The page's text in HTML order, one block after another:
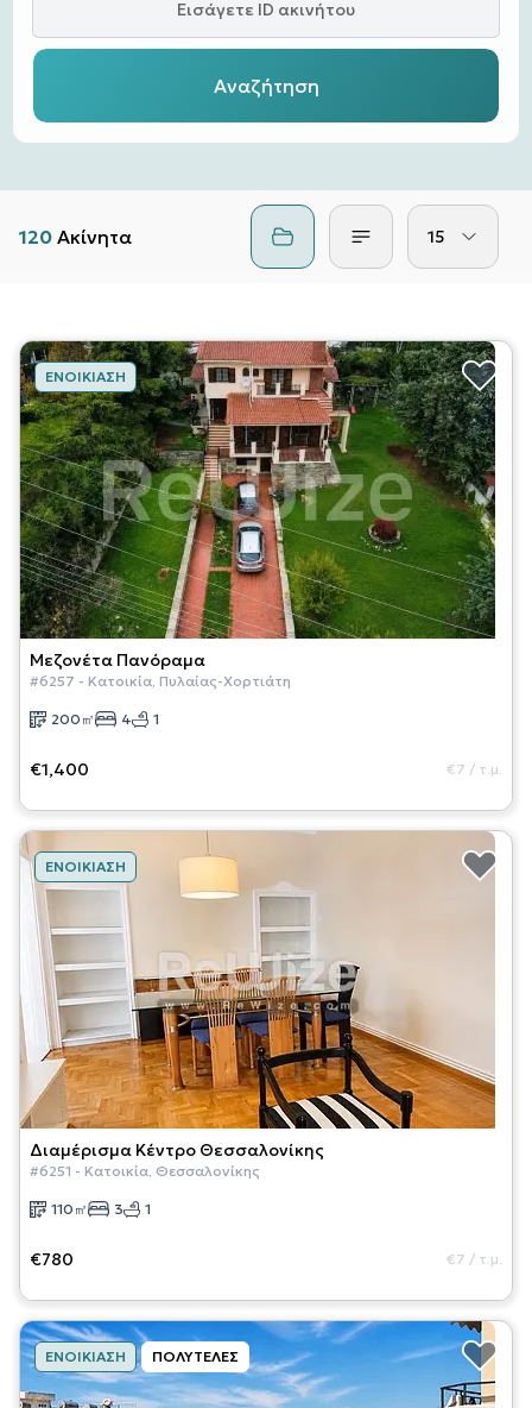
Εισάγετε ID ακινήτου
Αναζήτηση
120 Ακίνητα 15
ΕΝΟΙΚΊΑΣΗ
Μεζονέτα Πανόραμα
#6257 - Κατοικία, Πυλαίας-Χορτιάτη
200 ㎡ 4 1
€1,400 €7 / τ.μ.
ΕΝΟΙΚΊΑΣΗ
Διαμέρισμα Κέντρο Θεσσαλονίκης
#6251 - Κατοικία, Θεσσαλονίκης
110 ㎡ 3 1
€780 €7 / τ.μ.
ΕΝΟΙΚΊΑΣΗ ΠΟΛΥΤΕΛΈΣ